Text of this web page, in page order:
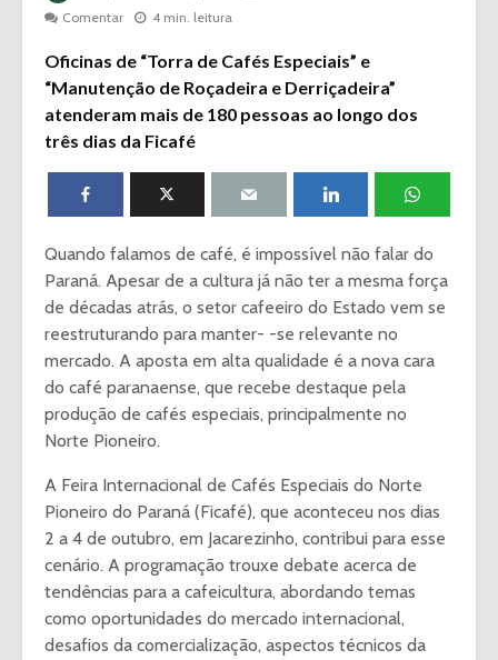
Comentar
4 min. leitura
Oficinas de “Torra de Cafés Especiais” e
“Manutenção de Roçadeira e Derriçadeira”
atenderam mais de 180 pessoas ao longo dos
três dias da Ficafé
Quando falamos de café, é impossível não falar do
Paraná. Apesar de a cultura já não ter a mesma força
de décadas atrás, o setor cafeeiro do Estado vem se
reestruturando para manter- -se relevante no
mercado. A aposta em alta qualidade é a nova cara
do café paranaense, que recebe destaque pela
produção de cafés especiais, principalmente no
Norte Pioneiro.
A Feira Internacional de Cafés Especiais do Norte
Pioneiro do Paraná (Ficafé), que aconteceu nos dias
2 a 4 de outubro, em Jacarezinho, contribui para esse
cenário. A programação trouxe debate acerca de
tendências para a cafeicultura, abordando temas
como oportunidades do mercado internacional,
desafios da comercialização, aspectos técnicos da